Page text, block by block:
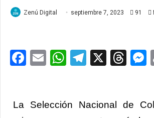
Zenú Digital septiembre 7, 2023 91
Facebook
EmailWhatsApp
X
La Selección Nacional de